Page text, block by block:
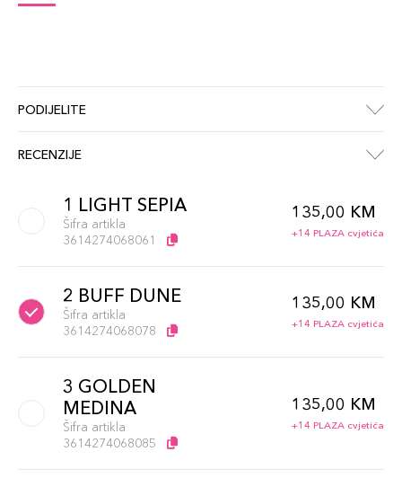
PODIJELITE
RECENZIJE
1 LIGHT SEPIA
Šifra artikla
3614274068061
135,00 KM
+14 PLAZA cvjetića
2 BUFF DUNE
Šifra artikla
3614274068078
135,00 KM
+14 PLAZA cvjetića
3 GOLDEN
MEDINA
Šifra artikla
3614274068085
135,00 KM
+14 PLAZA cvjetića